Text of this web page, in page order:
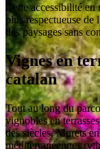
Cette accessibilité
plus respectueuse
des paysages sans
Vignes en
catalan
Tout au long du
vignobles en
des siècles. Murets
méditerranéennes